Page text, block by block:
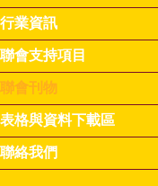
行業資訊
聯會支持項目
聯會刊物
表格與資料下載區
聯絡我們